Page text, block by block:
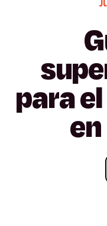
parael
en